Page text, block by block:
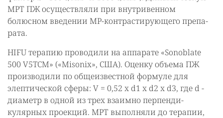
МРТ ПЖ осу­ществляли при внутривенном
болюсном введении МР-контрастирующего препа­
рата.
HIFU терапию проводили на аппарате «Sonoblate
500 V5TCM» («Misonix», США). Оценку объема ПЖ
производили по общеизвестной формуле для
элептической сферы: V = 0,52 х d1 х d2 х d3, где d -
диаметр в одной из трех взаимно перпенди­
кулярных проекций. МРТ выполняли до терапии,